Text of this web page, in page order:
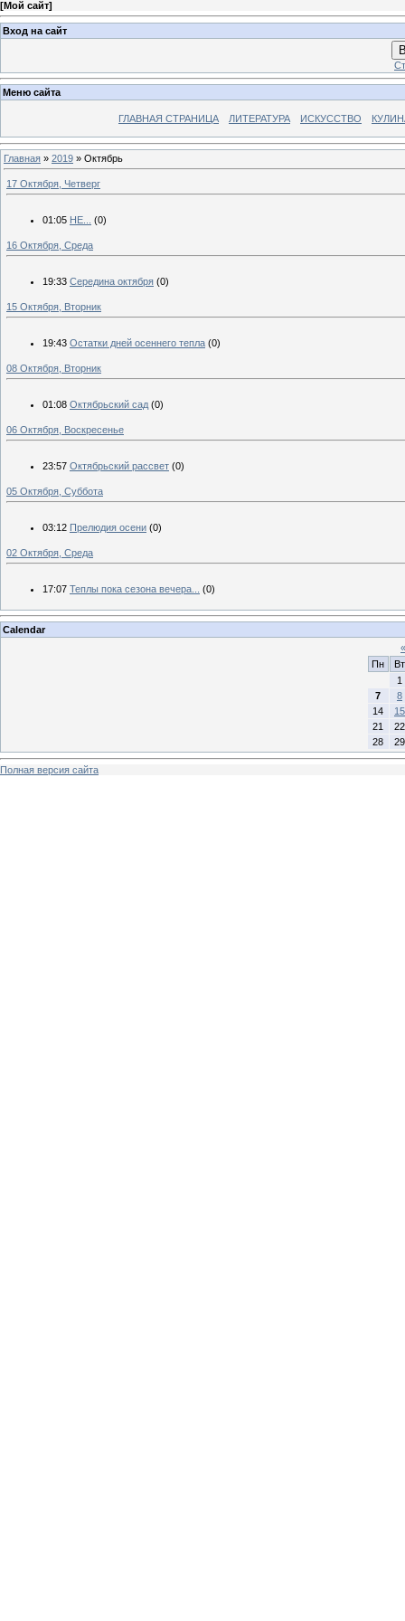
[Мой сайт]
Вход на сайт
Меню сайта
ГЛАВНАЯ СТРАНИЦА ЛИТЕРАТУРА ИСКУССТВО
Главная » 2019 » Октябрь
17 Октября, Четверг
01:05 НЕ... (0)
16 Октября, Среда
19:33 Середина октября (0)
15 Октября, Вторник
19:43 Остатки дней осеннего тепла (0)
08 Октября, Вторник
01:08 Октябрьский сад (0)
06 Октября, Воскресенье
23:57 Октябрьский рассвет (0)
05 Октября, Суббота
03:12 Прелюдия осени (0)
02 Октября, Среда
17:07 Теплы пока сезона вечера... (0)
Calendar
«
Пн
Вт
1
7
8
14
15
21
22
28
29
Полная версия сайта